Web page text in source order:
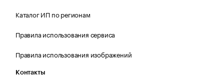
Каталог ИП по регионам
Правила использования сервиса
Правила использования изображений
Контакты